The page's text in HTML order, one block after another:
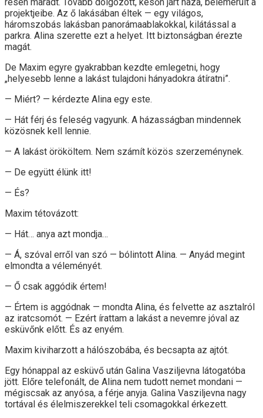
projektjeibe. Az ő lakásában éltek — egy világos,
háromszobás lakásban panorámaablakokkal, kilátással a
parkra. Alina szerette ezt a helyet. Itt biztonságban érezte
magát.
De Maxim egyre gyakrabban kezdte emlegetni, hogy
„helyesebb lenne a lakást tulajdoni hányadokra átíratni”.
— Miért? — kérdezte Alina egy este.
— Hát férj és feleség vagyunk. A házasságban mindennek
közösnek kell lennie.
— A lakást örököltem. Nem számít közös szerzeménynek.
— De együtt élünk itt!
— És?
Maxim tétovázott:
— Hát… anya azt mondja…
— Á, szóval erről van szó — bólintott Alina. — Anyád megint
elmondta a véleményét.
— Ő csak aggódik értem!
— Értem is aggódnak — mondta Alina, és felvette az asztalról
az iratcsomót. — Ezért írat­tam a lakást a nevemre jóval az
esküvőnk előtt. És az enyém.
Maxim kiviharzott a hálószobába, és becsapta az ajtót.
Egy hónappal az esküvő után Galina Vasziljevna látogatóba
jött. Előre telefonált, de Alina nem tudott nemet mondani —
mégiscsak az anyósa, a férje anyja. Galina Vasziljevna nagy
tortával és élelmiszerekkel teli csomagokkal érkezett.